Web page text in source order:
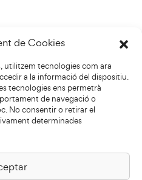
de Cookies
utilitzem tecnologies com ara
a la informació del dispositiu.
tecnologies ens permetrà
de navegació o
No consentir o retirar el
determinades